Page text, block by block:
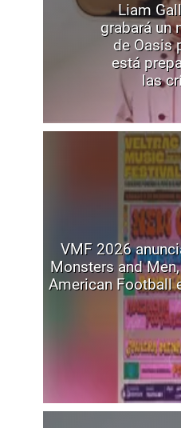
Liam
grabará un
de Oasis
está
las
VMF 2026
Monsters and
American Football